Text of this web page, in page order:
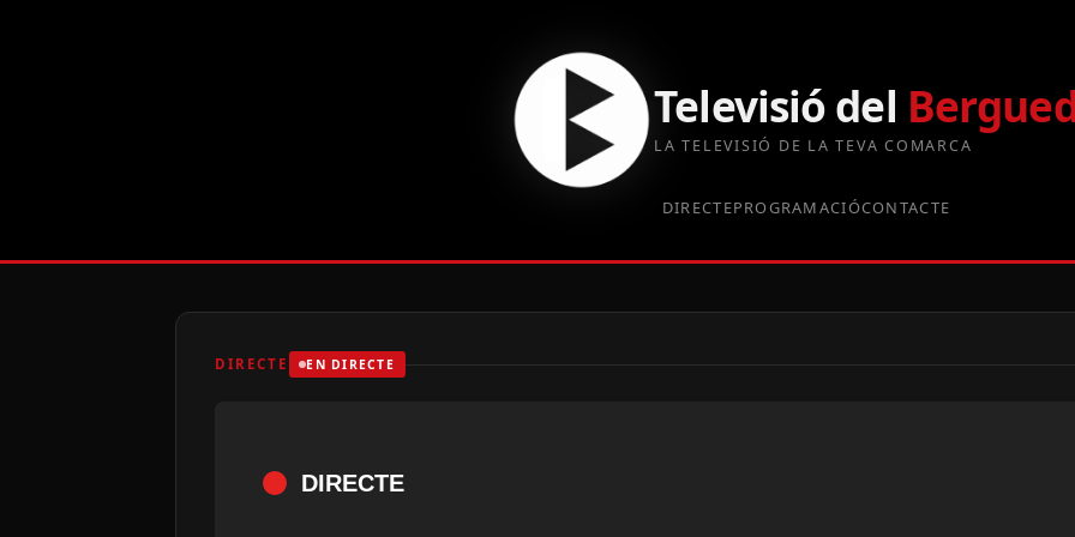
Televisió del
LA TELEVISIÓ DE LA TEVA COMARCA
DIRECTEPROGRAMACIÓCONTACTE
DIRECTE EN DIRECTE
DIRECTE